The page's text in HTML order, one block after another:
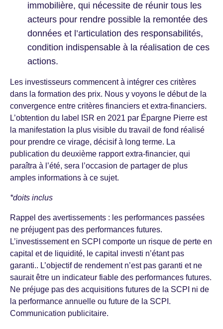
immobilière, qui nécessite de réunir tous les
acteurs pour rendre possible la remontée des
données et l’articulation des responsabilités,
condition indispensable à la réalisation de ces
actions.
Les investisseurs commencent à intégrer ces critères
dans la formation des prix. Nous y voyons le début de la
convergence entre critères financiers et extra-financiers.
L’obtention du label ISR en 2021 par Épargne Pierre est
la manifestation la plus visible du travail de fond réalisé
pour prendre ce virage, décisif à long terme. La
publication du deuxième rapport extra-financier, qui
paraîtra à l’été, sera l’occasion de partager de plus
amples informations à ce sujet.
*doits inclus
Rappel des avertissements : les performances passées
ne préjugent pas des performances futures.
L’investissement en SCPI comporte un risque de perte en
capital et de liquidité, le capital investi n’étant pas
garanti.. L’objectif de rendement n’est pas garanti et ne
saurait être un indicateur fiable des performances futures.
Ne préjuge pas des acquisitions futures de la SCPI ni de
la performance annuelle ou future de la SCPI.
Communication publicitaire.